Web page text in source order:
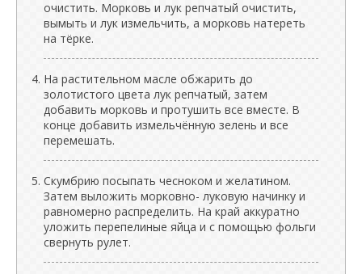
очистить. Морковь и лук репчатый очистить,
вымыть и лук измельчить, а морковь натереть
на тёрке.
На растительном масле обжарить до
золотистого цвета лук репчатый, затем
добавить морковь и протушить все вместе. В
конце добавить измельчённую зелень и все
перемешать.
Скумбрию посыпать чесноком и желатином.
Затем выложить морковно- луковую начинку и
равномерно распределить. На край аккуратно
уложить перепелиные яйца и с помощью фольги
свернуть рулет.